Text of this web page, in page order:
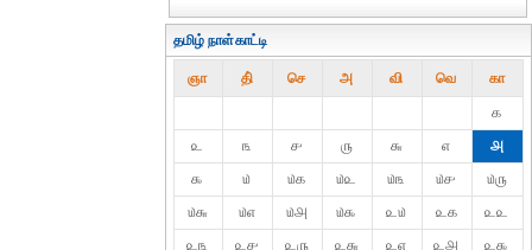
தமிழ் நாள்காட்டி
ஞா தி் செ அ வி வெ கா
௧
௨
௩ ௪ ௫ ௬ ௭
௮
௯
௰ ௰௧ ௰௨ ௰௩ ௰௪
௰௫
௰௬
௰௭ ௰௮ ௰௯ ௨௰ ௨௧
௨௨
௨௩
௨௪ ௨௫ ௨௬ ௨௭ ௨௮
௨௯